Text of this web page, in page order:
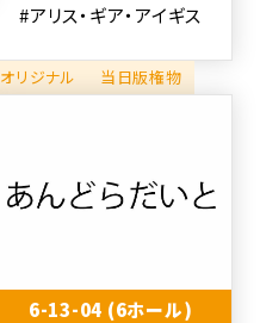
#アリス・ギア・アイギス
オリジナル 当日版権物
6-13-04 (6ホール)